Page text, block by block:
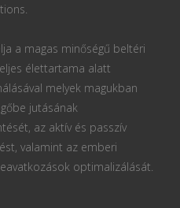
a magas minőségű beltéri
élettartama alatt
melyek magukban
jutásának
az aktív és passzív
valamint az emberi
optimalizálását.